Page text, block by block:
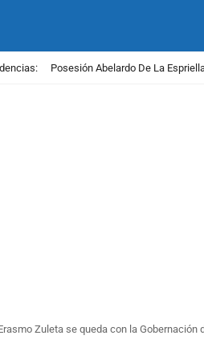
Posesión Abelardo De La
Zuleta se queda con la Gobernación